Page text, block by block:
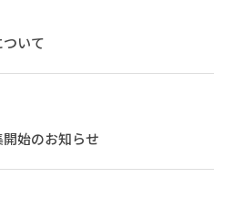
いて
始のお知らせ